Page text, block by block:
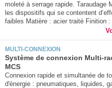
moleté à serrage rapide. Taraudage
les dispositifs qui se contentent
faibles Matière : acier traité Finition
MULTI-CONNEXION
Système de connexion Multi-
MCS
Connexion rapide et simultanée de
d'énergie : pneumatiques, liquides,